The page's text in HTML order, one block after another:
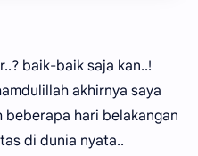
baik-baik saja kan..!
akhirnya saya
hari belakangan
di dunia nyata..